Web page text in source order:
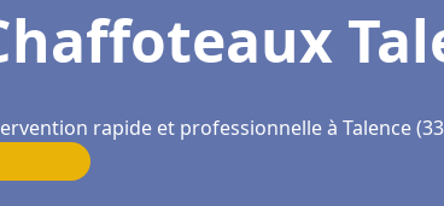
rapide et professionnelle à Talence